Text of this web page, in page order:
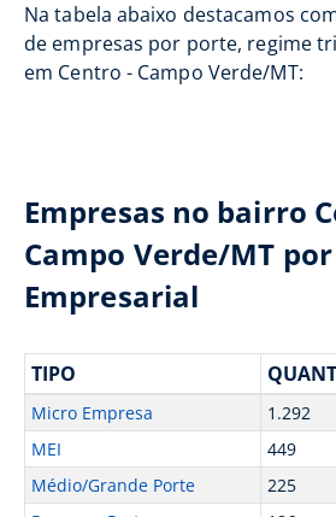
Na tabela abaixo destacamos
de empresas por porte, regime
em Centro - Campo Verde/MT:
Empresas no bairro
Campo Verde/MT
Empresarial
TIPO
Micro Empresa 1.292
MEI
449
Médio/Grande Porte
225